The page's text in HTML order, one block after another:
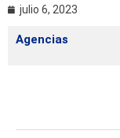
julio 6, 2023
Agencias